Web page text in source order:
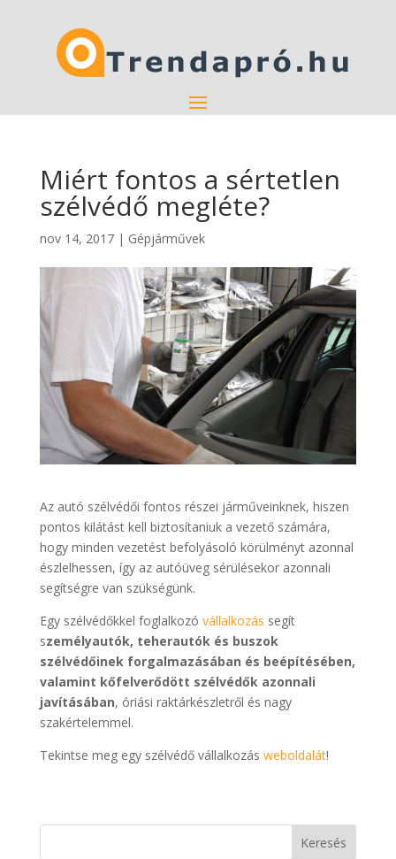
Miért fontos a sértetlen
szélvédő megléte?
nov 14, 2017| Gépjárművek
Az autó szélvédői fontos részei járműveinknek, hiszen
pontos kilátást kell biztosítaniuk a vezető számára,
hogy minden vezetést befolyásoló körülményt azonnal
észlelhessen, így az autóüveg sérülésekor azonnali
segítségre van szükségünk.
Egy szélvédőkkel foglalkozó vállalkozás segít
személyautók, teherautók és buszok
szélvédőinek forgalmazásában és beépítésében,
valamint kőfelverődött szélvédők azonnali
javításában, óriási raktárkészletről és nagy
szakértelemmel.
Tekintse meg egy szélvédő vállalkozás weboldalát!